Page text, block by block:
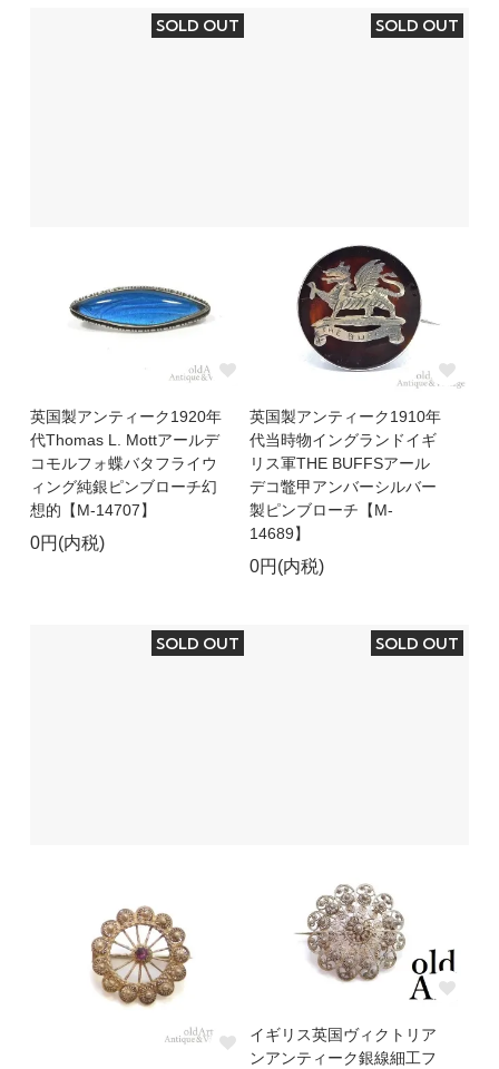
SOLD OUT
英国製アンティーク1920年
代Thomas L. Mottアールデ
コモルフォ蝶バタフライウ
ィング純銀ピンブローチ幻
想的【M-14707】
0円(内税)
SOLD OUT
英国製アンティーク1910年
代当時物イングランドイギ
リス軍THE BUFFSアール
デコ鼈甲アンバーシルバー
製ピンブローチ【M-
14689】
0円(内税)
SOLD OUT SOLD OUT
イギリス英国ヴィクトリア
ンアンティーク銀線細工フ